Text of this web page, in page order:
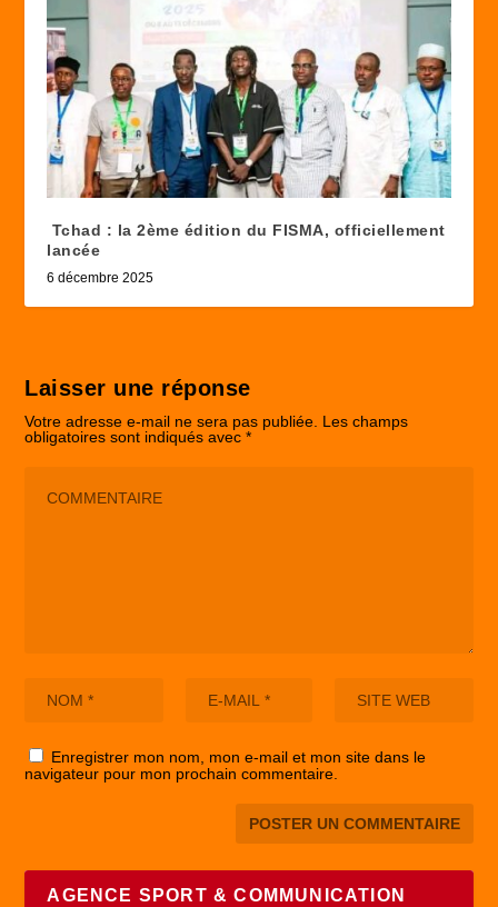
Tchad : la 2ème édition du FISMA, officiellement
lancée
6 décembre 2025
Laisser une réponse
Votre adresse e-mail ne sera pas publiée. Les champs
obligatoires sont indiqués avec*
Enregistrer mon nom, mon e-mail et mon site dans le
navigateur pour mon prochain commentaire.
AGENCE SPORT & COMMUNICATION